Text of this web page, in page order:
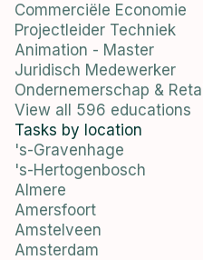
Commerciële Economie
Projectleider Techniek
Animation - Master
Juridisch Medewerker
Ondernemerschap &
View all 596 educations
Tasks by location
's-Gravenhage
's-Hertogenbosch
Almere
Amersfoort
Amstelveen
Amsterdam